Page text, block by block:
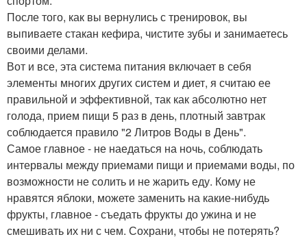
После того, как вы вернулись с тренировок, вы
выпиваете стакан кефира, чистите зубы и занимаетесь
своими делами.
Вот и все, эта система питания включает в себя
элементы многих других систем и диет, я считаю ее
правильной и эффективной, так как абсолютно нет
голода, прием пищи 5 раз в день, плотный завтрак
соблюдается правило "2 Литров Воды в День".
Самое главное - не наедаться на ночь, соблюдать
интервалы между приемами пищи и приемами воды, по
возможности не солить и не жарить еду. Кому не
нравятся яблоки, можете заменить на какие-нибудь
фрукты, главное - съедать фрукты до ужина и не
смешивать их ни с чем. Сохрани, чтобы не потерять?